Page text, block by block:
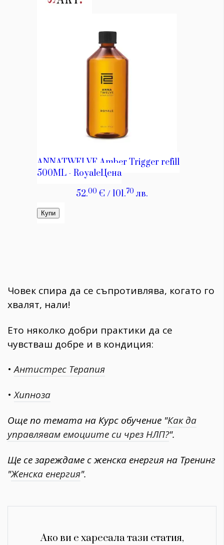
Човек спира да се съпротивлява, когато го
хвалят, нали!
Ето няколко добри практики да се
чувстваш добре и в кондиция:
•Антистрес Терапия
•Хипноза
Още по темата на Курс обучение "Как да
управлявам емоциите си чрез НЛП?".
Ще се зареждаме с женска енергия на Тренинг
"Женска енергия".
Ако ви е харесала тази статия,